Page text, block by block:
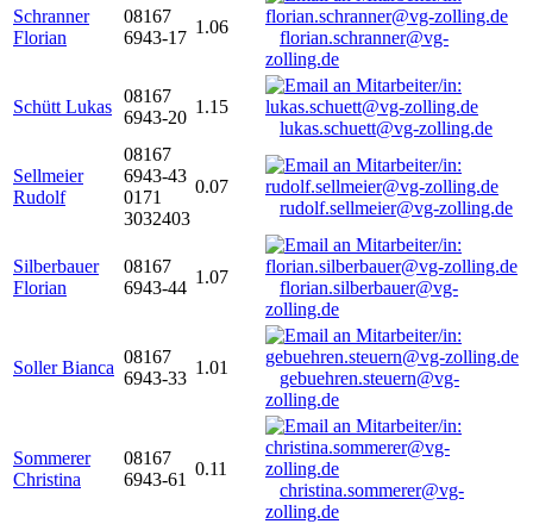
Schranner
Florian
08167
6943-17
1.06
florian.schranner@vg-
zolling.de
Schütt Lukas
08167
6943-20
1.15
lukas.schuett@vg-zolling.de
Sellmeier
Rudolf
08167
6943-43
0171
3032403
0.07
rudolf.sellmeier@vg-zolling.de
Silberbauer
Florian
08167
6943-44
1.07
florian.silberbauer@vg-
zolling.de
Soller Bianca
08167
6943-33
1.01
gebuehren.steuern@vg-
zolling.de
Sommerer
Christina
08167
6943-61
0.11
christina.sommerer@vg-
zolling.de